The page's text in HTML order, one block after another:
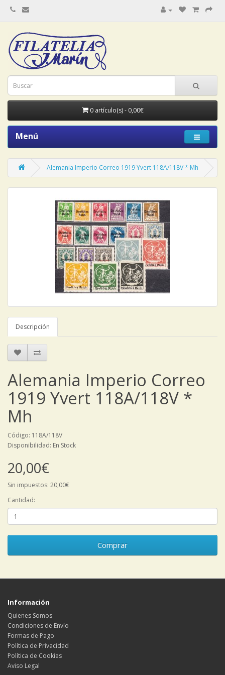
0 artículo(s) - 0,00€
Menú
Alemania Imperio Correo 1919 Yvert 118A/118V * Mh
Descripción
Alemania Imperio Correo
1919 Yvert 118A/118V *
Mh
Código: 118A/118V
Disponibilidad: En Stock
20,00€
Sin impuestos: 20,00€
Cantidad:
Comprar
Información
Quienes Somos
Condiciones de Envío
Formas de Pago
Política de Privacidad
Política de Cookies
Aviso Legal